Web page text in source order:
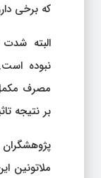
که برخی
البته شدت
نبوده
مصرف
بر نتیجه
ملاتونین